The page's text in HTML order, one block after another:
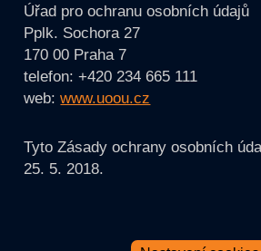
Úřad pro ochranu osobních údajů
Pplk. Sochora 27
170 00 Praha 7
telefon: +420 234 665 111
web:www.uoou.cz
Tyto Zásady ochrany osobních
25. 5. 2018.